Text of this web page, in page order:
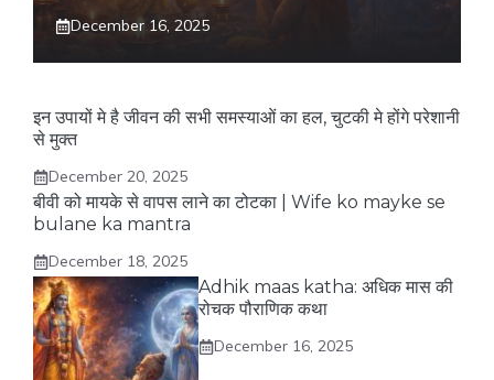
December 16, 2025
इन उपायों मे है जीवन की सभी समस्याओं का हल, चुटकी मे होंगे परेशानी
से मुक्त
December 20, 2025
बीवी को मायके से वापस लाने का टोटका | Wife ko mayke se
bulane ka mantra
December 18, 2025
Adhik maas katha: अधिक मास की
रोचक पौराणिक कथा
December 16, 2025